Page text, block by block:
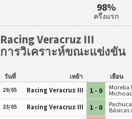
98%
ครึ่งแรก
Racing Veracruz III
การวิเคราะห์ขณะแข่งขัน
วันที่ เหย้า เยือน
29/05 Racing Veracruz III 1 - 0
Morelia
23/05 Racing Veracruz III 1 - 0
Básicas